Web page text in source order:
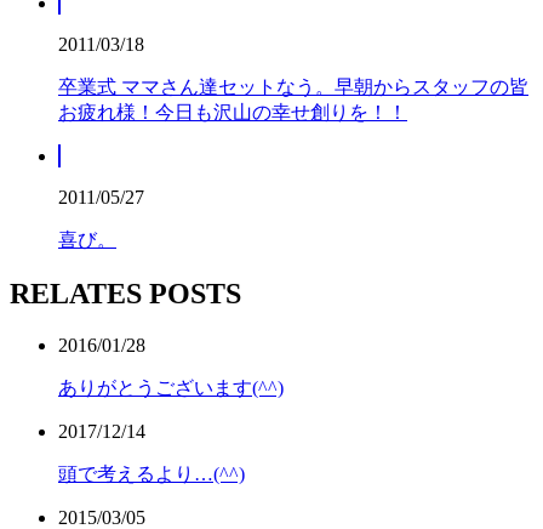
2011/03/18
卒業式 ママさん達セットなう。早朝からスタッフの皆
お疲れ様！今日も沢山の幸せ創りを！！
2011/05/27
喜び。
RELATES POSTS
2016/01/28
ありがとうございます(^^)
2017/12/14
頭で考えるより…(^^)
2015/03/05